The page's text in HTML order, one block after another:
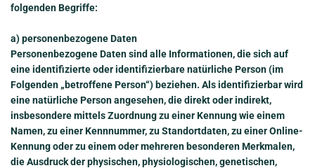
folgenden Begriffe:
a) personenbezogene Daten
Personenbezogene Daten sind alle Informationen, die sich auf
eine identifizierte oder identifizierbare natürliche Person (im
Folgenden „betroffene Person“) beziehen. Als identifizierbar wird
eine natürliche Person angesehen, die direkt oder indirekt,
insbesondere mittels Zuordnung zu einer Kennung wie einem
Namen, zu einer Kennnummer, zu Standortdaten, zu einer Online-
Kennung oder zu einem oder mehreren besonderen Merkmalen,
die Ausdruck der physischen, physiologischen, genetischen,